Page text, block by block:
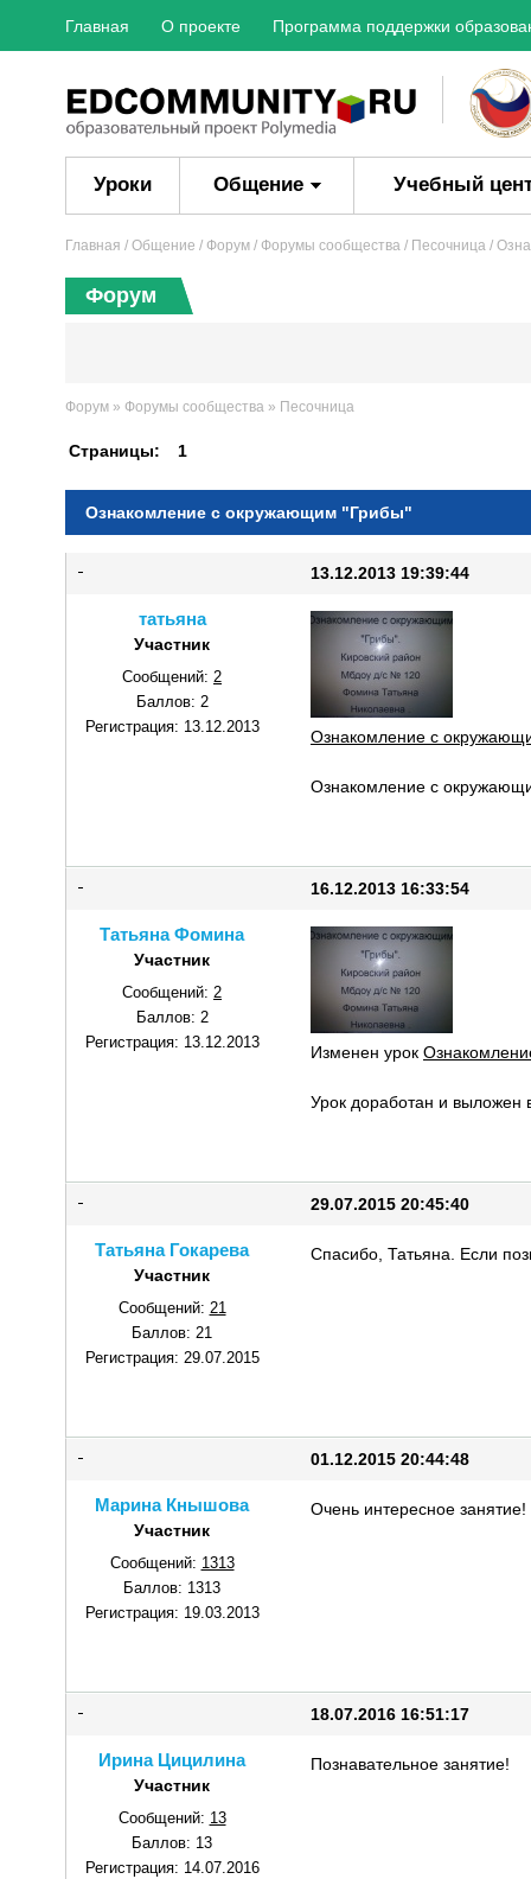
Главная О проекте Программа поддержки
Уроки Общение Учебный
Главная / Общение / Форум / Форумы сообщества / Песочница /
Форум
Форум » Форумы сообщества » Песочница
Страницы: 1
Ознакомление с окружающим "Грибы"
татьяна
Участник
Сообщений: 2
Баллов: 2
Регистрация: 13.12.2013
13.12.2013 19:39:44
Ознакомление с
Ознакомление с
Татьяна Фомина
Участник
Сообщений: 2
Баллов: 2
Регистрация: 13.12.2013
16.12.2013 16:33:54
Изменен урок
Урок доработан и выложен
Татьяна Гокарева
Участник
Сообщений: 21
Баллов: 21
Регистрация: 29.07.2015
29.07.2015 20:45:40
Спасибо, Татьяна. Если
Марина Кнышова
Участник
Сообщений: 1313
Баллов: 1313
Регистрация: 19.03.2013
01.12.2015 20:44:48
Очень интересное занятие!
Ирина Цицилина
Участник
Сообщений: 13
Баллов: 13
Регистрация: 14.07.2016
18.07.2016 16:51:17
Познавательное занятие!